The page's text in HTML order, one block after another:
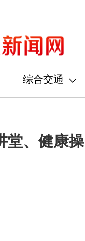
综合交通
堂、健康